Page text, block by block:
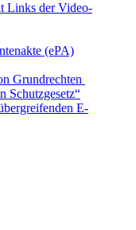
Links der Video-
(ePA)
Grundrechten
Schutzgesetz“
E-